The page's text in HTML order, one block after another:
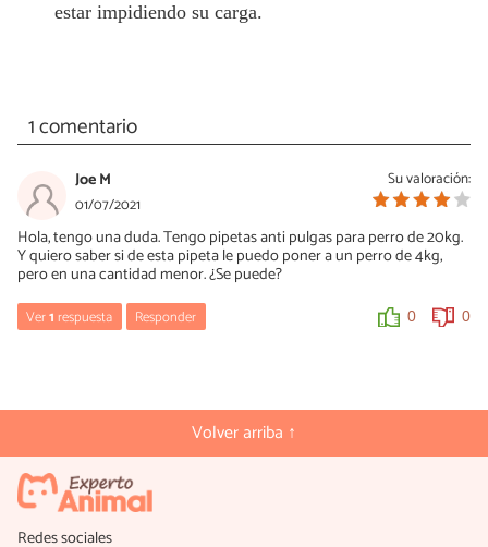
estar impidiendo su carga.
1 comentario
Su valoración:
Joe M
01/07/2021
Hola, tengo una duda. Tengo pipetas anti pulgas para perro de 20kg.
Y quiero saber si de esta pipeta le puedo poner a un perro de 4kg,
pero en una cantidad menor. ¿Se puede?
Ver1respuesta Responder 0 0
Hola, no es lo más recomendable porque puedes errar en la dosis
correcta y la cantidad que sobre puede estropearse. Un saludo.
Volver arriba ↑
Redes sociales